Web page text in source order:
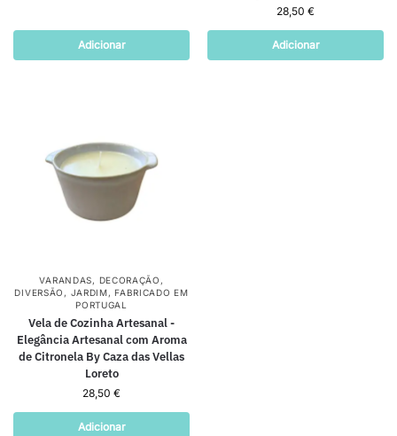
Adicionar
28,50 €
Adicionar
VARANDAS, DECORAÇÃO ,
DIVERSÃO , JARDIM,FABRICADO EM
PORTUGAL
Vela de Cozinha Artesanal -
Elegância Artesanal com Aroma
de Citronela By Caza das Vellas
Loreto
28,50 €
Adicionar